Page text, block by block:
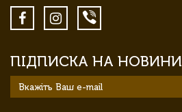
ПІДПИСКА НА НОВИНИ